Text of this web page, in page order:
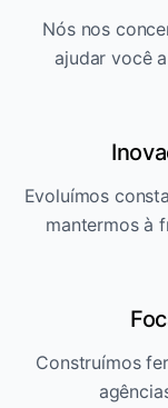
Nós nos
ajudar você
Evoluímos
mantermos à
Construímos